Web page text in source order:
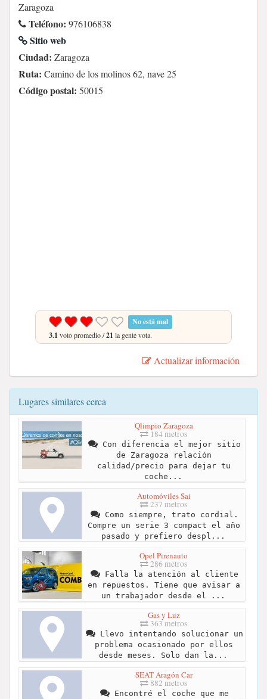
Zaragoza
Teléfono: 976106838
Sitio web
Ciudad: Zaragoza
Ruta: Camino de los molinos 62, nave 25
Código postal: 50015
No está mal
3.1 voto promedio /21 la gente vota.
Actualizar información
Lugares similares cerca
Qlimpio Zaragoza
184 metros
Con diferencia el mejor sitio
de Zaragoza relación
calidad/precio para dejar tu
coche...
Automóviles Sai
237 metros
Como siempre, trato cordial.
Compre un serie 3 compact el año
pasado y prefiero despl...
Opel Pirenauto
286 metros
Falla la atención al cliente
en repuestos. Tiene que avisar a
un trabajador desde el ...
Gas y Luz
363 metros
Llevo intentando solucionar un
problema ocasionado por ellos
desde meses. Solo dan la...
SEAT Aragón Car
882 metros
Encontré el coche que me